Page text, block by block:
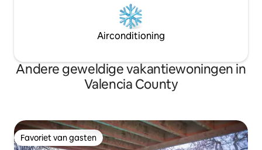
Airconditioning
Andere geweldige vakantiewoningen in
Valencia County
Favoriet van gasten
Favoriet van gasten